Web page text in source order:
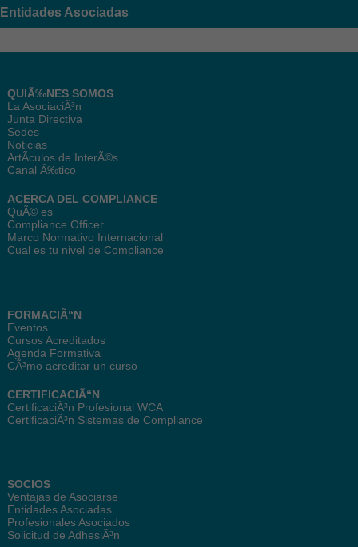
Entidades Asociadas
QUIÃ‰NES SOMOS
La AsociaciÃ³n
Junta Directiva
Sedes
Noticias
ArtÃ­culos de InterÃ©s
Canal Ã‰tico
ACERCA DEL COMPLIANCE
QuÃ© es
Compliance Officer
Marco Normativo Internacional
Cual es tu nivel de Compliance
FORMACIÃ“N
Eventos
Cursos Acreditados
Agenda Formativa
CÃ³mo acreditar un curso
CERTIFICACIÃ“N
CertificaciÃ³n Profesional WCA
CertificaciÃ³n Sistemas de Compliance
SOCIOS
Ventajas de Asociarse
Entidades Asociadas
Profesionales Asociados
Solicitud de AdhesiÃ³n